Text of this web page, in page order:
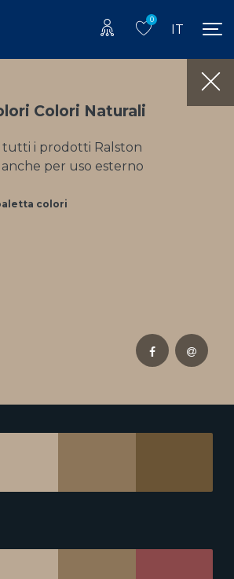
0
IT
Colori Naturali
tutti i prodotti Ralston
per uso esterno
colori